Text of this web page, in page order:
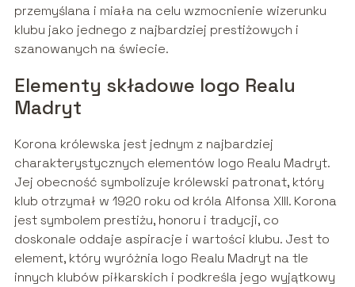
przemyślana i miała na celu wzmocnienie wizerunku
klubu jako jednego z najbardziej prestiżowych i
szanowanych na świecie.
Elementy składowe logo Realu
Madryt
Korona królewska jest jednym z najbardziej
charakterystycznych elementów logo Realu Madryt.
Jej obecność symbolizuje królewski patronat, który
klub otrzymał w 1920 roku od króla Alfonsa XIII. Korona
jest symbolem prestiżu, honoru i tradycji, co
doskonale oddaje aspiracje i wartości klubu. Jest to
element, który wyróżnia logo Realu Madryt na tle
innych klubów piłkarskich i podkreśla jego wyjątkowy